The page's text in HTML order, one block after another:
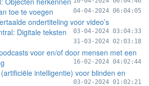
toe te voegen
04-04-2024 06:04:05
ondertiteling voor video’s
03-04-2024 03:04:33
Digitale teksten
31-03-2024 02:03:18
voor en/of door mensen met een
16-02-2024 04:02:44
intelligentie) voor blinden en
03-02-2024 01:02:21